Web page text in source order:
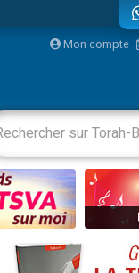
Mon compte
Livres